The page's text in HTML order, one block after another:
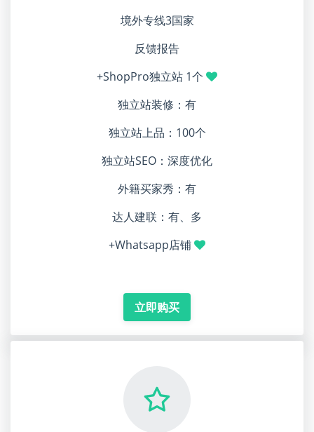
境外专线3国家
反馈报告
+ShopPro独立站 1个
独立站装修：有
独立站上品：100个
独立站SEO：深度优化
外籍买家秀：有
达人建联：有、多
+Whatsapp店铺
立即购买